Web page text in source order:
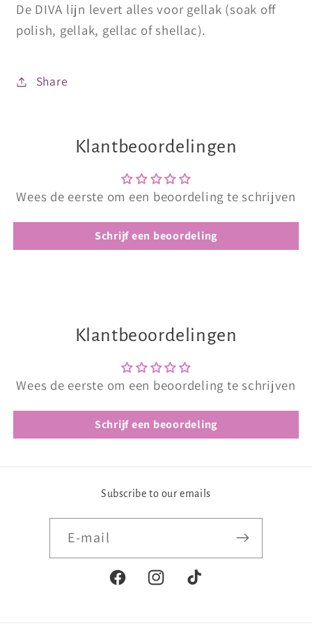
De DIVA lijn levert alles voor gellak (soak off
polish, gellak, gellac of shellac).
Share
Klantbeoordelingen
Wees de eerste om een beoordeling te schrijven
Schrijf een beoordeling
Klantbeoordelingen
Wees de eerste om een beoordeling te schrijven
Schrijf een beoordeling
Subscribe to our emails
E‑mail
FacebookInstagramTikTok